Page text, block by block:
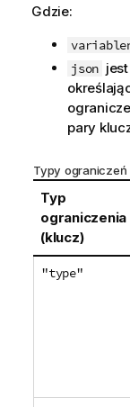
Gdzie:
json
pary
Typy ograniczeń
Typ
ograniczenia
(klucz)
"type"